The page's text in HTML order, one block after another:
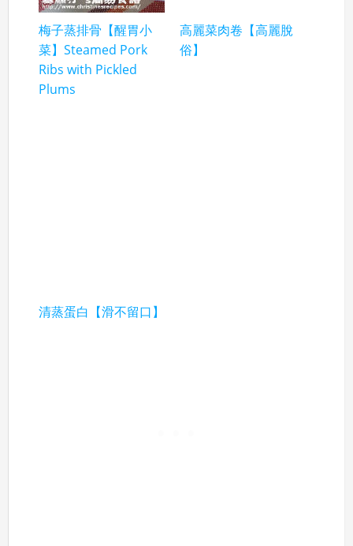
梅子蒸排骨【醒胃小
菜】Steamed Pork
Ribs with Pickled
Plums
高麗菜肉卷【高麗脫
俗】
清蒸蛋白【滑不留口】